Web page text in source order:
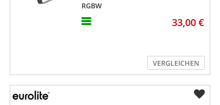
RGBW
33,00 €
VERGLEICHEN